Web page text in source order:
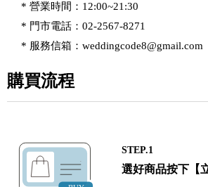
* 營業時間：12:00~21:30
* 門市電話：02-2567-8271
* 服務信箱： weddingcode8@gmail.com
購買流程
STEP.1
選好商品按下【